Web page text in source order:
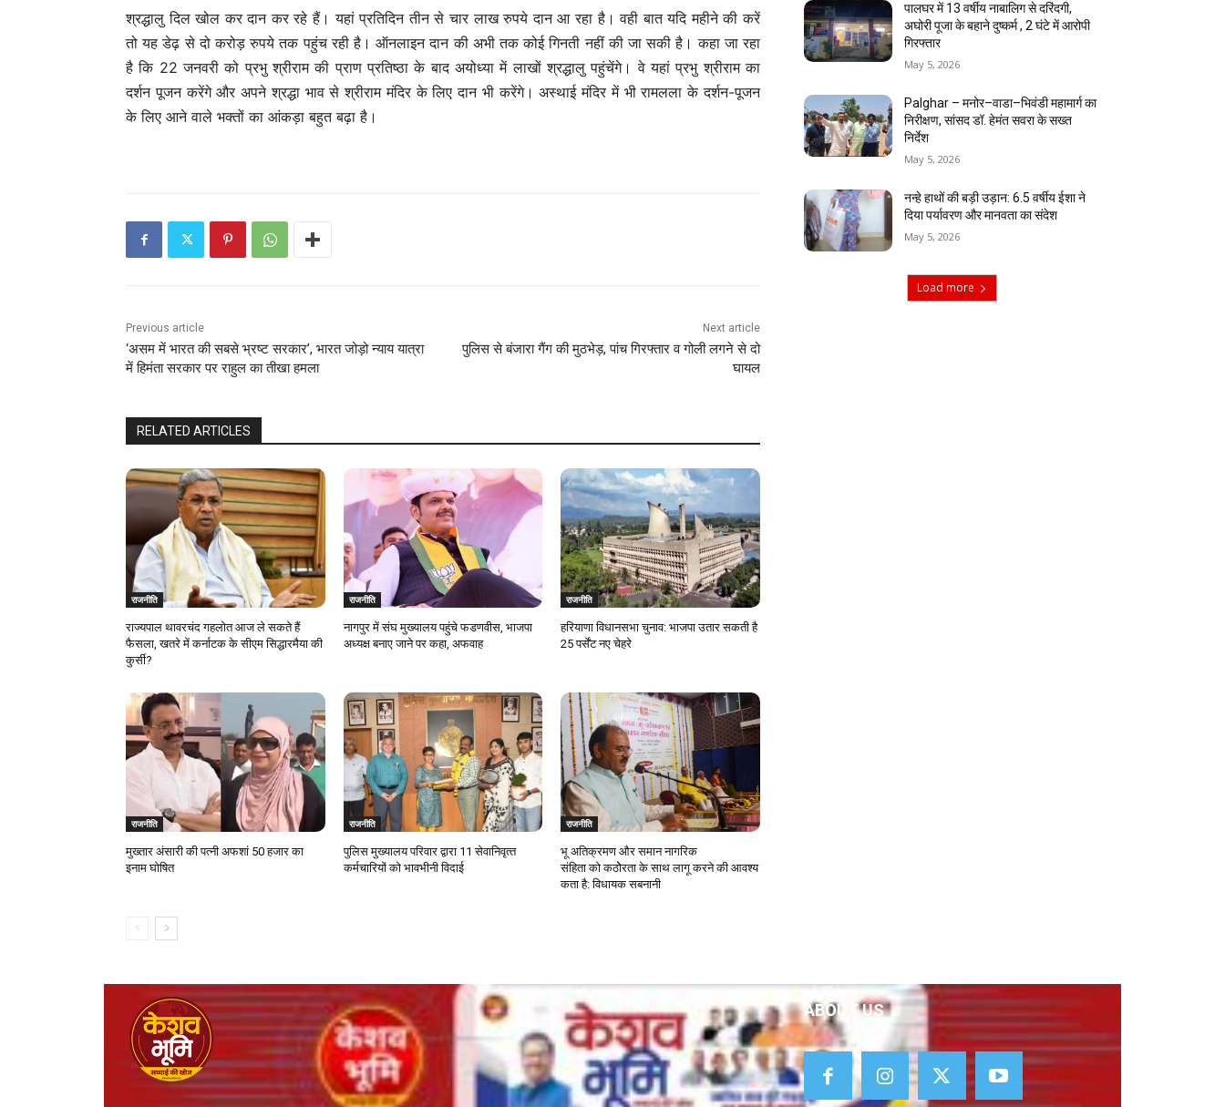
श्रद्धालु दिल खोल कर दान कर रहे हैं। यहां प्रतिदिन तीन से चार लाख रुपये दान आ रहा है। वही बात यदि महीने की करें
तो यह डेढ़ से दो करोड़ रुपये तक पहुंच रही है। ऑनलाइन दान की अभी तक कोई गिनती नहीं की जा सकी है। कहा जा रहा
है कि 22 जनवरी को प्रभु श्रीराम की प्राण प्रतिष्ठा के बाद अयोध्या में लाखों श्रद्धालु पहुंचेंगे। वे यहां प्रभु श्रीराम का
दर्शन पूजन करेंगे और अपने श्रद्धा भाव से श्रीराम मंदिर के लिए दान भी करेंगे। अस्थाई मंदिर में भी रामलला के दर्शन-पूजन
के लिए आने वाले भक्तों का आंकड़ा बहुत बढ़ा है।
Previous article
‘असम में भारत की सबसे भ्रष्ट सरकार’, भारत जोड़ो न्याय यात्रा
में हिमंता सरकार पर राहुल का तीखा हमला
Next article
पुलिस से बंजारा गैंग की मुठभेड़, पांच गिरफ्तार व गोली लगने से दो
घायल
RELATED ARTICLES
राजनीति
राज्यपाल थावरचंद गहलोत आज ले सकते हैं
फैसला, खतरे में कर्नाटक के सीएम सिद्धारमैया की
कुर्सी?
राजनीति
नागपुर में संघ मुख्यालय पहुंचे फडणवीस, भाजपा
अध्यक्ष बनाए जाने पर कहा, अफवाह
राजनीति
हरियाणा विधानसभा चुनाव: भाजपा उतार सकती है
25 पर्सेंट नए चेहरे
राजनीति
मुख्तार अंसारी की पत्नी अफशां 50 हजार का
इनाम घोषित
राजनीति
पुलिस मुख्यालय परिवार द्वारा 11 सेवानिवृत्‍त
कर्मचारियों को भावभीनी विदाई
राजनीति
भू अतिक्रमण और समान नागरिक
संहिता काे कठाेेरता के साथ लागू करने की आवश्य
कता है: विधायक सबनानी
पालघर में 13 वर्षीय नाबालिग से दरिंदगी,
अघोरी पूजा के बहाने दुष्कर्म , 2 घंटे में आरोपी
गिरफ्तार
May 5, 2026
Palghar – मनोर–वाडा–भिवंडी महामार्ग का
निरीक्षण, सांसद डॉ. हेमंत सवरा के सख्त
निर्देश
May 5, 2026
नन्हे हाथों की बड़ी उड़ान: 6.5 वर्षीय ईशा ने
दिया पर्यावरण और मानवता का संदेश
May 5, 2026
Load more
ABOUT US